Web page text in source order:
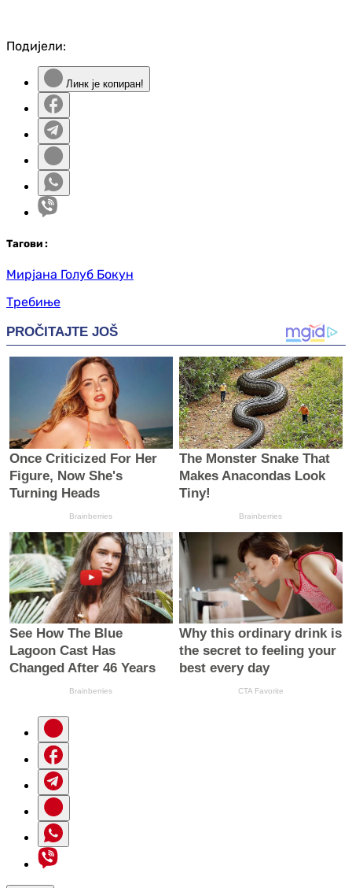
Подијели:
Линк је копиран!
Тагови :
Мирјана Голуб Бокун
Требиње